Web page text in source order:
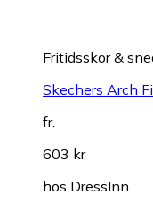
Fritidsskor &
Skechers Arch
fr.
603 kr
hos DressInn